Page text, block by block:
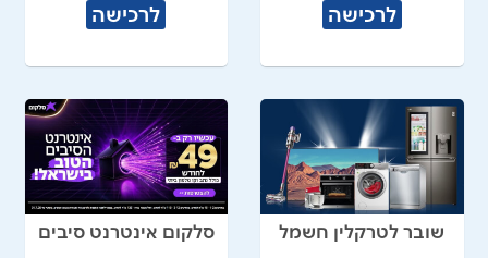
לרכישה לרכישה
שובר לטרקלין חשמל סלקום אינטרנט סיבים